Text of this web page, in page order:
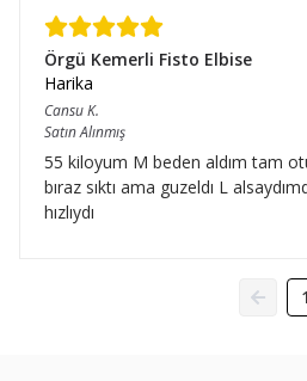
Örgü Kemerli Fisto Elbise
Harika
CansuK.
Satın Alınmış
55 kiloyum M beden aldım tam
bıraz sıktı ama guzeldı L
hızlıydı
1